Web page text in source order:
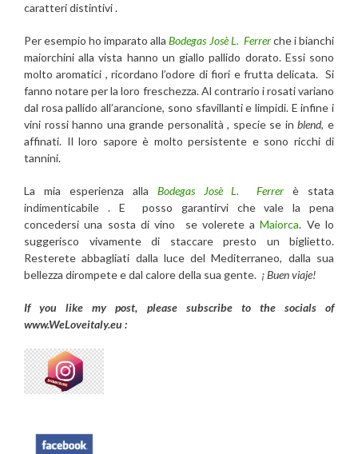
caratteri distintivi .
Per esempio ho imparato allaBodegas Josè L. Ferrerche i bianchi
maiorchini alla vista hanno un giallo pallido dorato. Essi sono
molto aromatici , ricordano l’odore di fiori e frutta delicata. Si
fanno notare per la loro freschezza. Al contrario i rosati variano
dal rosa pallido all’arancione, sono sfavillanti e limpidi. E infine i
vini rossi hanno una grande personalità , specie se inblend, e
affinati. Il loro sapore è molto persistente e sono ricchi di
tannini.
La mia esperienza alla Bodegas Josè L. Ferrerè stata
indimenticabile . E posso garantirvi che vale la pena
concedersi una sosta di vino se volerete aMaiorca. Ve lo
suggerisco vivamente di staccare presto un biglietto.
Resterete abbagliati dalla luce del Mediterraneo, dalla sua
bellezza dirompete e dal calore della sua gente. ¡ Buen viaje!
If you like my post, please subscribe to the socials of
www.WeLoveitaly.eu :